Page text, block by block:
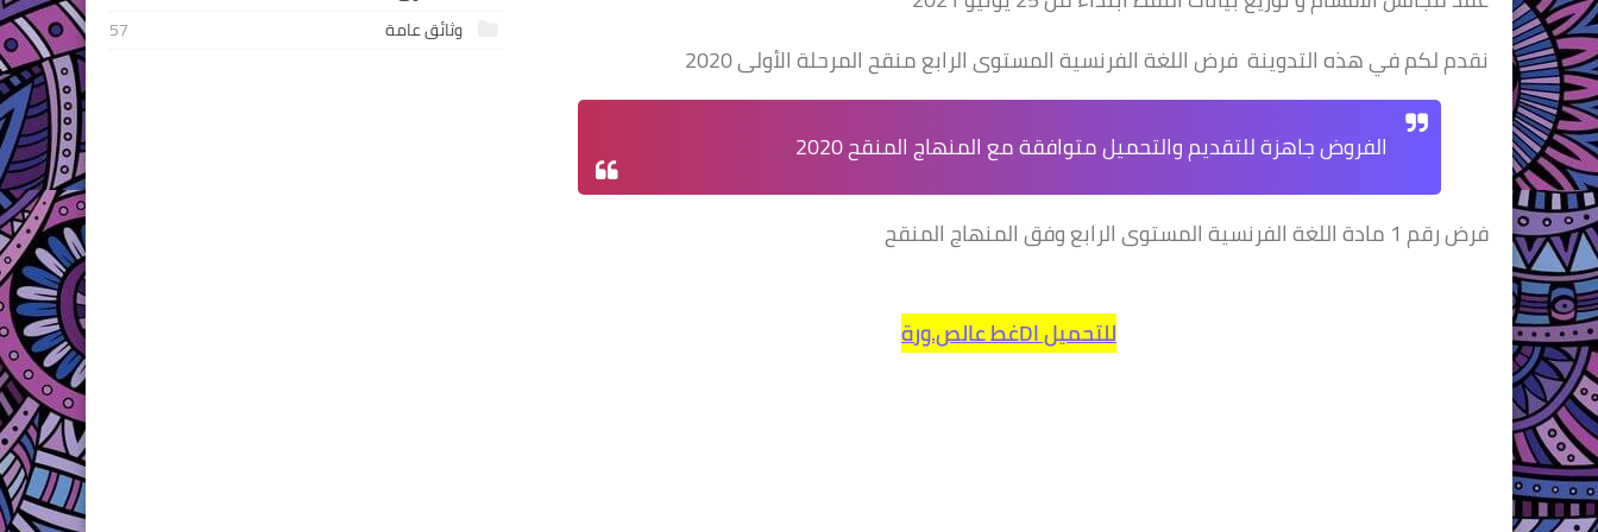
نقدم لكم في هذه التدوينة فرض اللغة الفرنسية المستوى الرابع منقح المرحلة الأولى 2020
الفروض جاهزة للتقديم والتحميل متوافقة مع المنهاج المنقح 2020
فرض رقم 1 مادة اللغة الفرنسية المستوى الرابع وفق المنهاج المنقح
للتحميل اDغط عالص.ورة
وثائق عامة
57